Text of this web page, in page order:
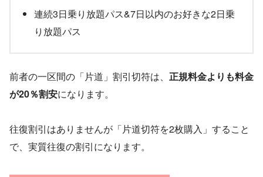
連続3日乗り放題パス&7日以内のお好きな2日乗
り放題パス
前者の一区間の「片道」割引切符は、 正規料金よりも料金
が20％割安になります。
往復割引はありませんが「片道切符を2枚購入」すること
で、実質往復の割引になります。